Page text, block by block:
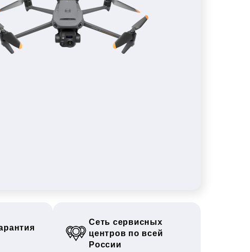
Сеть сервисных
центров по всей
России